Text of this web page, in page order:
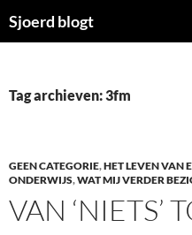
naar
Sjoerd blogt
Tag archieven: 3fm
GEEN CATEGORIE,HET LEVEN VAN
ONDERWIJS,WAT MIJ VERDER
VAN ‘NIETS’